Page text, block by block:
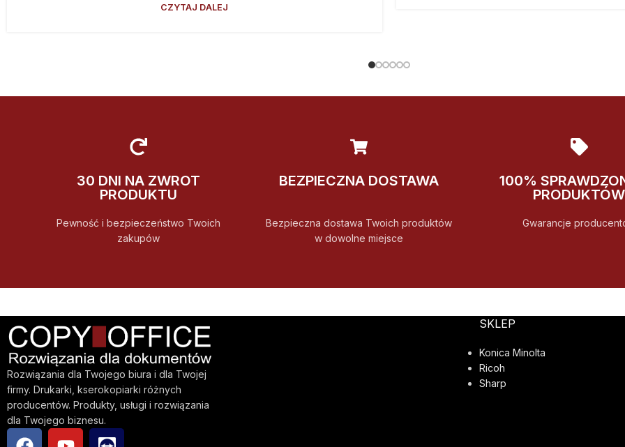
CZYTAJ DALEJ
30 DNI NA ZWROT
PRODUKTU
Pewność i bezpieczeństwo Twoich
zakupów
BEZPIECZNA DOSTAWA
Bezpieczna dostawa Twoich produktów
w dowolne miejsce
100%
PRODUKTÓW
Gwarancje
Rozwiązania dla Twojego biura i dla Twojej
firmy. Drukarki, kserokopiarki różnych
producentów. Produkty, usługi i rozwiązania
dla Twojego biznesu.
SKLEP
Konica Minolta
Ricoh
Sharp